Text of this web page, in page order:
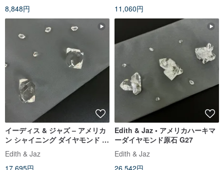
8,848円
11,060円
イーディス & ジャズ – アメリカ
ン シャイニング ダイヤモンド ラ
フ G21
Edith & Jaz
17,695円
Edith & Jaz • アメリカハーキマ
ーダイヤモンド原石 G27
Edith & Jaz
26,542円